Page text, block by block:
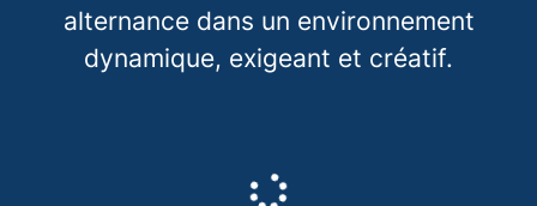
alternance dans un environnement
dynamique, exigeant et créatif.